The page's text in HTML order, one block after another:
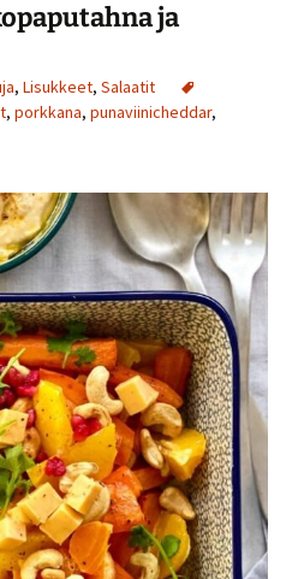
ja
, Lisukkeet, Salaatit
, porkkana, punaviinicheddar,